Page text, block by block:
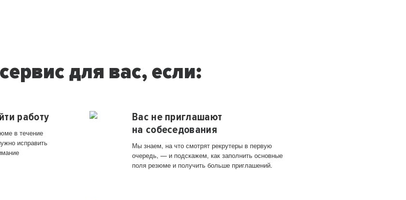
для вас, если:
работу
в течение
исправить
Вас не приглашают
на собеседования
Мы знаем, на что смотрят рекрутеры в первую
очередь, — и подскажем, как заполнить основные
поля резюме и получить больше приглашений.